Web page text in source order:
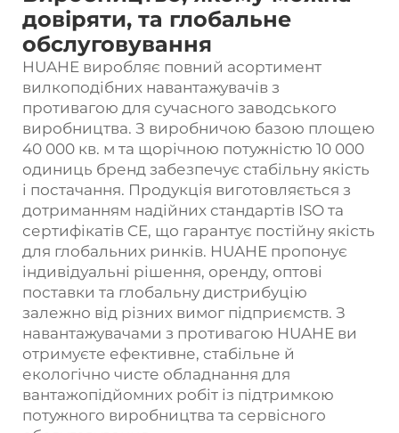
довіряти, та глобальне
обслуговування
HUAHE виробляє повний асортимент
вилкоподібних навантажувачів з
противагою для сучасного заводського
виробництва. З виробничою базою площею
40 000 кв. м та щорічною потужністю 10 000
одиниць бренд забезпечує стабільну якість
і постачання. Продукція виготовляється з
дотриманням надійних стандартів ISO та
сертифікатів CE, що гарантує постійну якість
для глобальних ринків. HUAHE пропонує
індивідуальні рішення, оренду, оптові
поставки та глобальну дистрибуцію
залежно від різних вимог підприємств. З
навантажувачами з противагою HUAHE ви
отримуєте ефективне, стабільне й
екологічно чисте обладнання для
вантажопідйомних робіт із підтримкою
потужного виробництва та сервісного